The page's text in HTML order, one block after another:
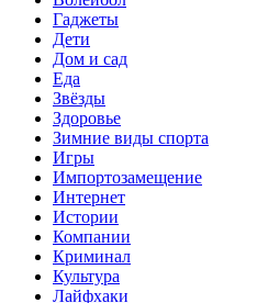
Гаджеты
Дети
Дом и сад
Еда
Звёзды
Здоровье
Зимние виды спорта
Игры
Импортозамещение
Интернет
Истории
Компании
Криминал
Культура
Лайфхаки